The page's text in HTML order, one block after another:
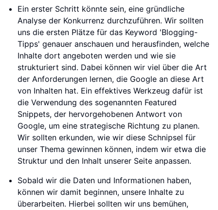
Ein erster Schritt könnte sein, eine gründliche
Analyse der Konkurrenz durchzuführen. Wir sollten
uns die ersten Plätze für das Keyword 'Blogging-
Tipps' genauer anschauen und herausfinden, welche
Inhalte dort angeboten werden und wie sie
strukturiert sind. Dabei können wir viel über die Art
der Anforderungen lernen, die Google an diese Art
von Inhalten hat. Ein effektives Werkzeug dafür ist
die Verwendung des sogenannten Featured
Snippets, der hervorgehobenen Antwort von
Google, um eine strategische Richtung zu planen.
Wir sollten erkunden, wie wir diese Schnipsel für
unser Thema gewinnen können, indem wir etwa die
Struktur und den Inhalt unserer Seite anpassen.
Sobald wir die Daten und Informationen haben,
können wir damit beginnen, unsere Inhalte zu
überarbeiten. Hierbei sollten wir uns bemühen,